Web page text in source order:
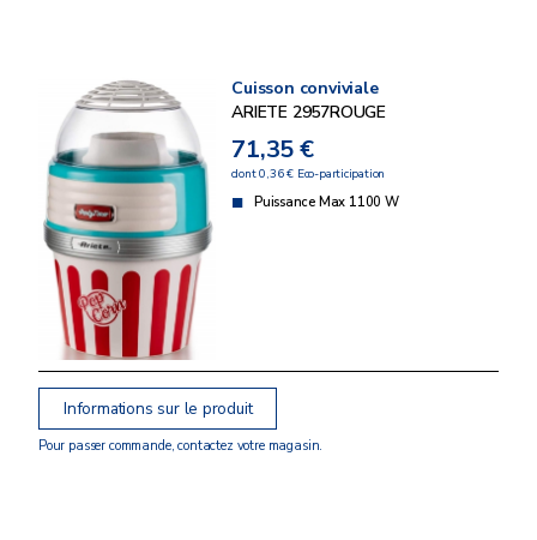
Cuisson conviviale
ARIETE 2957ROUGE
71,35 €
dont 0,36 € Eco-participation
Puissance Max 1100 W
Informations sur le produit
Pour passer commande, contactez votre magasin.